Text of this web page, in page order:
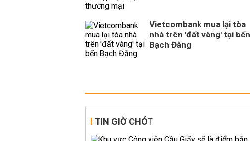
Vietcombank mua lại tòa
nhà trên 'đất vàng' tại bến
Bạch Đằng
TIN GIỜ CHÓT